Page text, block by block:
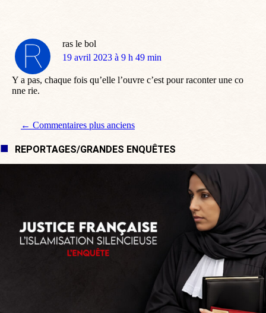
ras le bol
dit
19 avril 2023 à 9 h 49 min
Y a pas, chaque fois qu’elle l’ouvre c’est pour raconter une co
nne rie.
Navigation de commentaire
← Commentaires plus anciens
REPORTAGES/GRANDES ENQUÊTES